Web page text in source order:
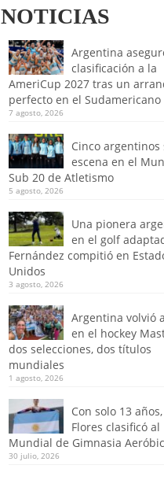
NOTICIAS
Argentina
clasificación a la
AmeriCup 2027 tras un
perfecto en el Sudamericano
7 agosto, 2026
Cinco argentinos
escena en el
Sub 20 de Atletismo
5 agosto, 2026
Una pionera
en el golf
Fernández compitió en
Unidos
3 agosto, 2026
Argentina volvió
en el hockey
dos selecciones, dos títulos
mundiales
1 agosto, 2026
Con solo 13
Flores clasificó al
Mundial de Gimnasia
30 julio, 2026